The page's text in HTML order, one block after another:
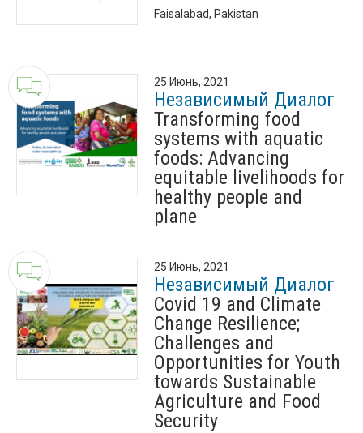
Faisalabad, Pakistan
25 Июнь, 2021
Независимый Диалог
Transforming food
systems with aquatic
foods: Advancing
equitable livelihoods for
healthy people and
plane
25 Июнь, 2021
Независимый Диалог
Covid 19 and Climate
Change Resilience;
Challenges and
Opportunities for Youth
towards Sustainable
Agriculture and Food
Security